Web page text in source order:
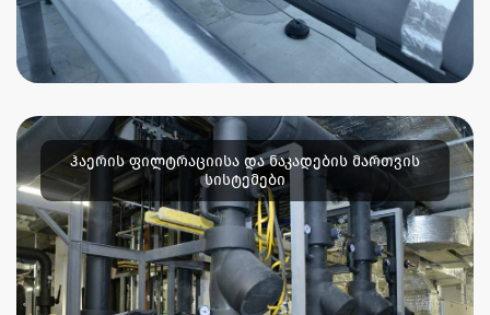
ჰაერის ფილტრაციისა და ნაკადების მართვის
სისტემები